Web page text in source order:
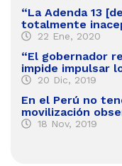
“La Adenda 13
totalmente
22 Ene, 2020
“El gobernador
impide impulsar
20 Dic, 2019
En el Perú no
movilización
18 Nov, 2019